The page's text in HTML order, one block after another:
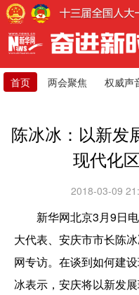
首页 两会聚焦 权威声
陈冰冰：以新发
现代化
2018-03-09
新华网北京3月9日电
大代表、安庆市市长陈
网专访。在谈到如何建
冰表示，安庆将以新发